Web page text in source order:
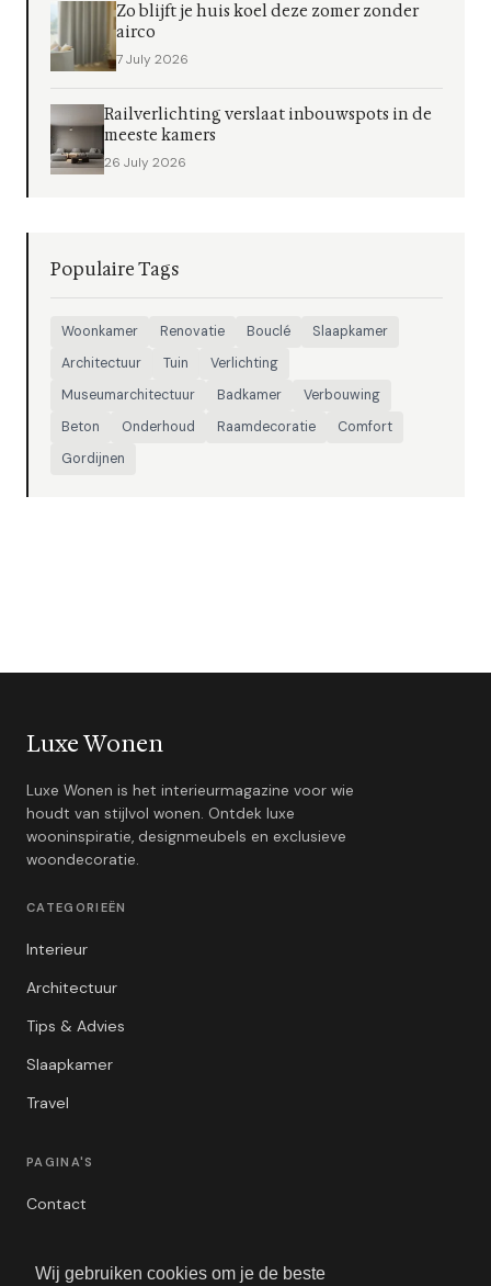
Wij gebruiken cookies om je de beste
Zo blijft je huis koel deze zomer zonder
airco
7 July 2026
Railverlichting verslaat inbouwspots in de
meeste kamers
26 July 2026
Populaire Tags
Woonkamer Renovatie Bouclé
Slaapkamer
Architectuur
Tuin
Verlichting
Museumarchitectuur
Badkamer
Verbouwing
Beton
Onderhoud Raamdecoratie
Comfort
Gordijnen
Luxe Wonen
Luxe Wonen is het interieurmagazine voor wie
houdt van stijlvol wonen. Ontdek luxe
wooninspiratie, designmeubels en exclusieve
woondecoratie.
CATEGORIEËN
Interieur
Architectuur
Tips & Advies
Slaapkamer
Travel
PAGINA'S
Contact
Algemene Voorwaarden